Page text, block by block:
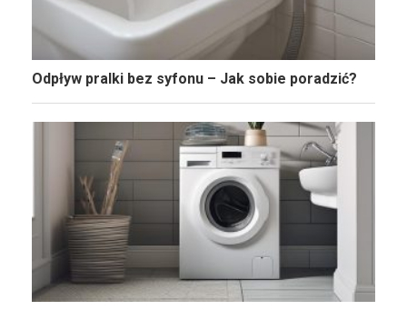
Odpływ pralki bez syfonu – Jak sobie poradzić?